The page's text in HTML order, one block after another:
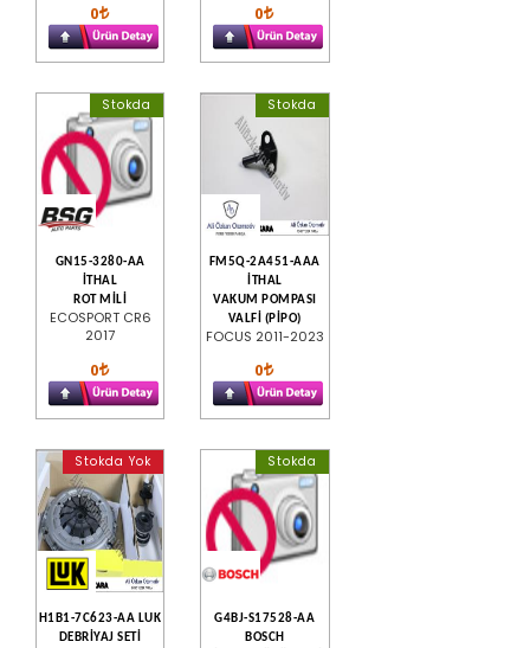
0 0
Stokda
GN15-3280-AA
İTHAL
ROT MİLİ
ECOSPORT CR6
2017
0
Stokda
FM5Q-2A451-AAA
İTHAL
VAKUM POMPASI
VALFİ (PİPO)
FOCUS 2011-2023
0
Stokda Yok
H1B1-7C623-AA LUK
DEBRİYAJ SETİ
Stokda
G4BJ-S17528-AA
BOSCH